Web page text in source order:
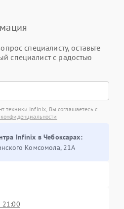
специалисту, оставьте
специалист с радостью
техники Infinix, Вы соглашаетесь с
Infinix в Чебоксарах:
Комсомола, 21А
21:00